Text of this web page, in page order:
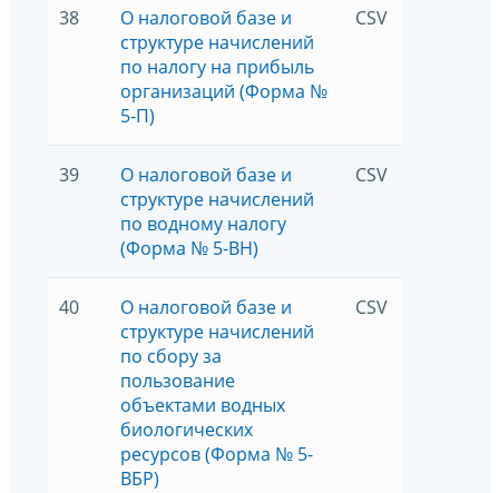
38
О налоговой базе и
структуре начислений
по налогу на прибыль
организаций (Форма №
5-П)
CSV
39
О налоговой базе и
структуре начислений
по водному налогу
(Форма № 5-ВН)
CSV
40
О налоговой базе и
структуре начислений
по сбору за
пользование
объектами водных
биологических
ресурсов (Форма № 5-
ВБР)
CSV